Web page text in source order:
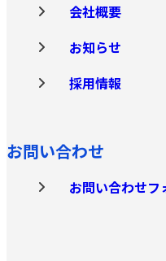
会社概要
お知らせ
採用情報
お問い合わせ
お問い合わせフ